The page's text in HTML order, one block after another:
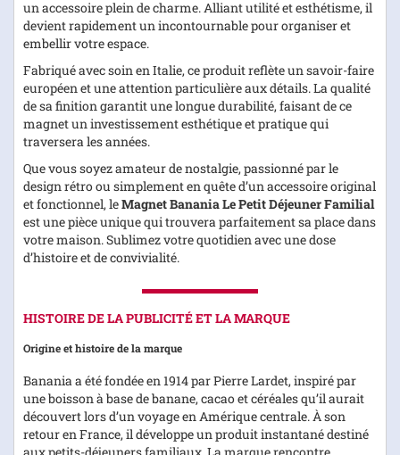
un accessoire plein de charme. Alliant utilité et esthétisme, il
devient rapidement un incontournable pour organiser et
embellir votre espace.
Fabriqué avec soin en Italie, ce produit reflète un savoir-faire
européen et une attention particulière aux détails. La qualité
de sa finition garantit une longue durabilité, faisant de ce
magnet un investissement esthétique et pratique qui
traversera les années.
Que vous soyez amateur de nostalgie, passionné par le
design rétro ou simplement en quête d’un accessoire original
et fonctionnel, leMagnet Banania Le Petit Déjeuner Familial
est une pièce unique qui trouvera parfaitement sa place dans
votre maison. Sublimez votre quotidien avec une dose
d’histoire et de convivialité.
HISTOIRE DE LA PUBLICITÉ ET LA MARQUE
Origine et histoire de la marque
Banania a été fondée en 1914 par Pierre Lardet, inspiré par
une boisson à base de banane, cacao et céréales qu’il aurait
découvert lors d’un voyage en Amérique centrale. À son
retour en France, il développe un produit instantané destiné